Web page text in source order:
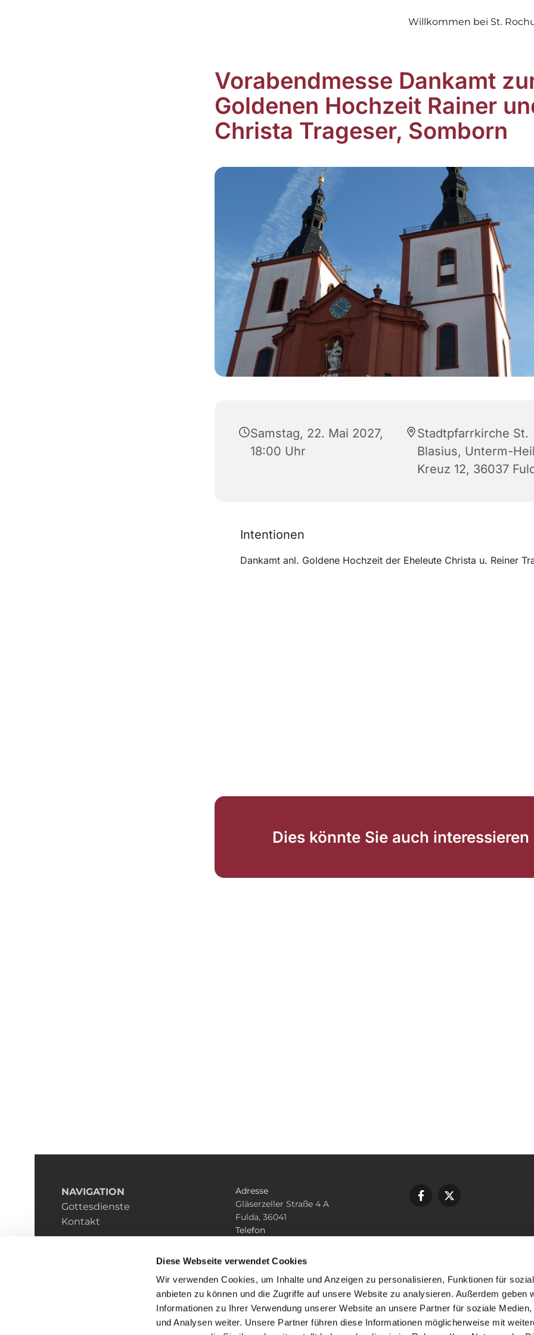
Diese Webseite verwendet Cookies
Wir verwenden Cookies, um Inhalte und Anzeigen zu personalisieren, Funktionen für
anbieten zu können und die Zugriffe auf unsere Website zu analysieren. Außerdem geben
Informationen zu Ihrer Verwendung unserer Website an unsere Partner für soziale Medien,
und Analysen weiter. Unsere Partner führen diese Informationen möglicherweise mit
Willkommen bei St.
Vorabendmesse Dankamt
Goldenen Hochzeit Rainer
Christa Trageser, Somborn
Samstag, 22. Mai 2027,
18:00 Uhr
Stadtpfarrkirche St.
Blasius, Unterm-
Kreuz 12, 36037
Intentionen
Dankamt anl. Goldene Hochzeit der Eheleute Christa u. Reiner
Dies könnte Sie auch interessieren
NAVIGATION
Gottesdienste
Kontakt
Adresse
Gläserzeller Straße 4 A
Fulda, 36041
Telefon
E-mail